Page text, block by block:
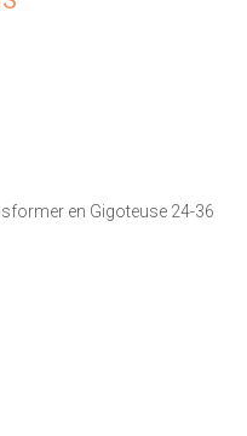
en Gigoteuse 24-36